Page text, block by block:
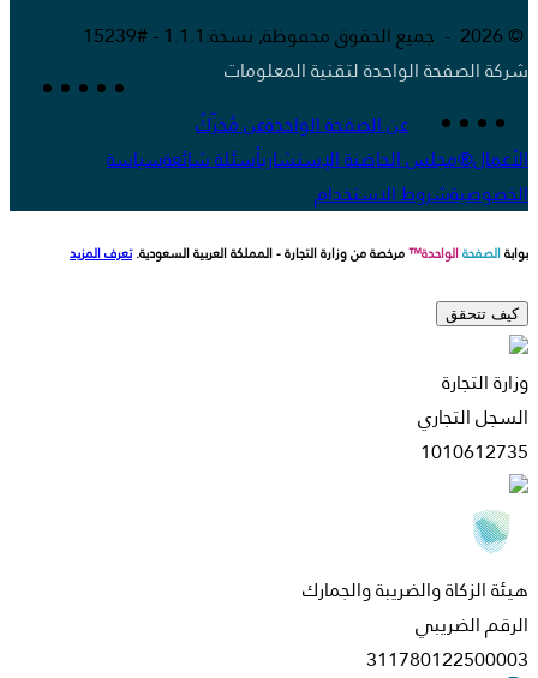
© 2026 - جميع الحقوق محفوظة, نسخة:1.1.1 - #15239
شركة الصفحة الواحدة لتقنية المعلومات
عن الصفحة الواحدةعن مُحَرِّكُ
الأعمال®مجلس الحاضنة الإستشاريأسئلة شائعةسياسة
الخصوصيةشروط الاستخدام
بوابةالصفحةالواحدة™مرخصة من وزارة التجارة - المملكة العربية السعودية.تعرف المزيد
كيف تتحقق
وزارة التجارة
السجل التجاري
1010612735
هيئة الزكاة والضريبة والجمارك
الرقم الضريبي
311780122500003